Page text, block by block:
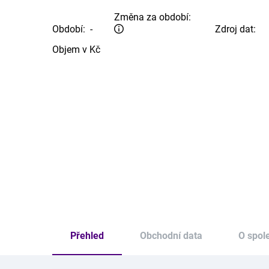
Období: -
Změna za období:
Zdroj dat:
Objem v Kč
Přehled Obchodní data O